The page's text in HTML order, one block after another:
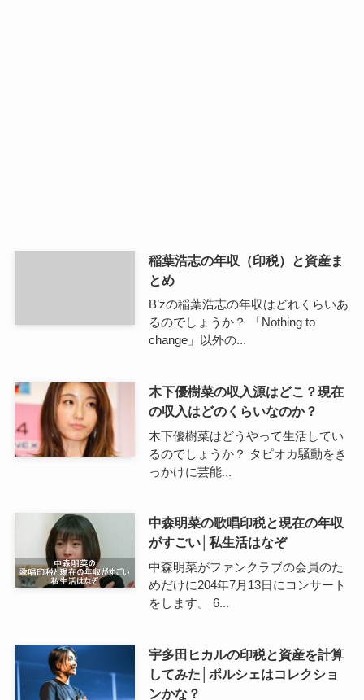
稲葉浩志の年収（印税）と資産ま
とめ
B’zの稲葉浩志の年収はどれくらいあ
るのでしょうか？ 「Nothing to
change」以外の...
木下優樹菜の収入源はどこ？現在
の収入はどのくらいなのか？
木下優樹菜はどうやって生活してい
るのでしょうか？ タピオカ騒動をき
っかけに芸能...
中森明菜の歌唱印税と現在の年収
がすごい│私生活はなぞ
中森明菜がファンクラブの会員のた
めだけに204年7月13日にコンサート
をします。 6...
宇多田ヒカルの印税と資産を計算
してみた│ポルシェはコレクショ
ンかな？